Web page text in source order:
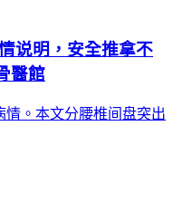
说明，安全推拿不
醫館
情。本文分腰椎间盘突出